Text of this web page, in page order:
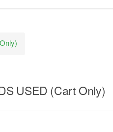
USED (Cart Only)